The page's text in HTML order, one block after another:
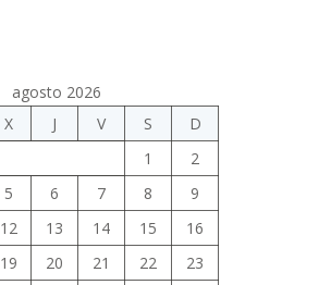
agosto 2026
X J V S
D
1
2
5 6 7 8
9
12 13 14 15
16
19 20 21 22
23